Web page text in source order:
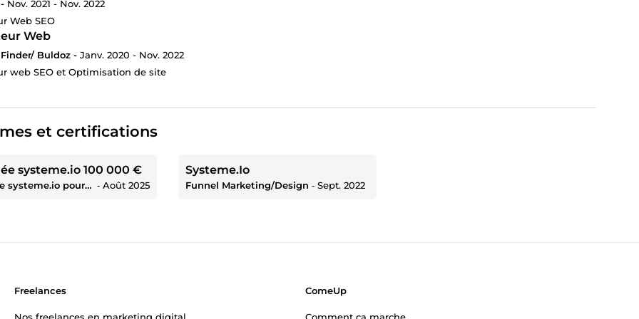
Nov. 2021 - Nov. 2022
Web SEO
Web
Buldoz - Janv. 2020 - Nov. 2022
web SEO et Optimisation de site
et certifications
systeme.io 100 000 €
Trophée systeme.io pour avoir généré 100 000 € avec un membre de l'agence ‐ Août 2025
Systeme.Io
Funnel Marketing/Design ‐ Sept. 2022
Freelances ComeUp